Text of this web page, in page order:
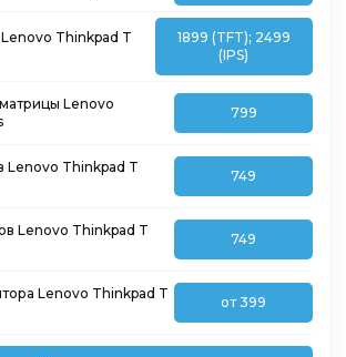
Thinkpad T
1899 (TFT); 2499
(IPS)
Lenovo
799
Lenovo Thinkpad T
749
Lenovo Thinkpad T
749
Lenovo Thinkpad T
от 399